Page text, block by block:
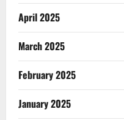
April 2025
March 2025
February 2025
January 2025